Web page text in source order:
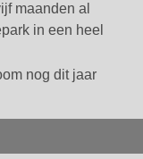
maanden al
in een heel
nog dit jaar